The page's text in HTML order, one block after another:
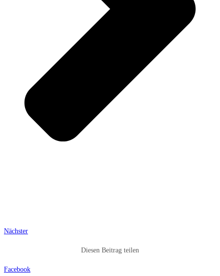
Nächster
Diesen Beitrag teilen
Facebook